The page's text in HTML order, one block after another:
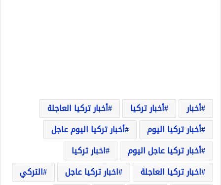
أخبار أخبار تركيا
أخبار تركيا العاجلة
أخبار تركيا اليوم
أخبار تركيا اليوم عاجل
أخبار تركيا عاجل اليوم
اخبار تركيا
اخبار تركيا العاجلة
اخبار تركيا عاجل
التركي